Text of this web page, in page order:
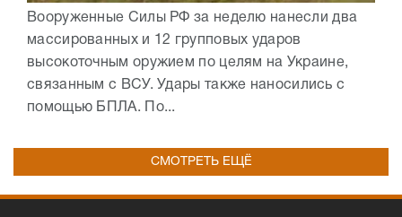
Вооруженные Силы РФ за неделю нанесли два
массированных и 12 групповых ударов
высокоточным оружием по целям на Украине,
связанным с ВСУ. Удары также наносились с
помощью БПЛА. По...
СМОТРЕТЬ ЕЩЁ